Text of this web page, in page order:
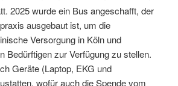
2025 wurde ein Bus angeschafft, der
ausgebaut ist, um die
Versorgung in Köln und
Bedürftigen zur Verfügung zu stellen.
Geräte (Laptop, EKG und
wofür auch die Spende vom